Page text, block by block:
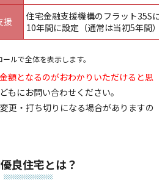
援
住宅金融支援機構のフラット35S
10年間に設定（通常は当初5年間）
ルで全体を表示します。
額となるのがおわかりいただけると思
もにお問い合わせください。
更・打ち切りになる場合がありますの
良住宅とは？